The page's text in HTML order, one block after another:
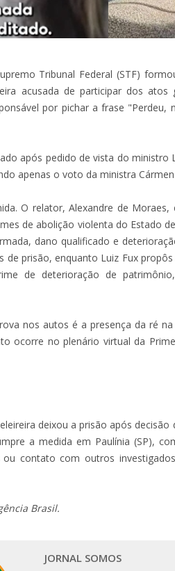
Tribunal Federal (STF)
acusada de participar dos
por pichar a frase "Perdeu,
após pedido de vista do ministro
apenas o voto da ministra Cármen
O relator, Alexandre de
de abolição violenta do Estado
dano qualificado e
de prisão, enquanto Luiz Fux
de deterioração de
nos autos é a presença da ré
ocorre no plenário virtual da
deixou a prisão após
a medida em Paulínia (SP),
contato com outros
Brasil.
JORNAL SOMOS